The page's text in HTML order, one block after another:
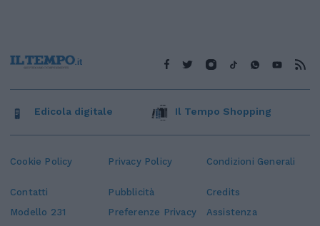
Cookie Policy Privacy Policy Condizioni Generali
Contatti Pubblicità
Credits
Modello 231
Preferenze Privacy Assistenza
Edicola digitale Il Tempo Shopping